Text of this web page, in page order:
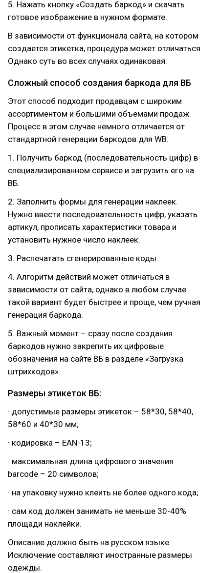
5. Нажать кнопку «Создать баркод» и скачать
готовое изображение в нужном формате.
В зависимости от функционала сайта, на котором
создается этикетка, процедура может отличаться.
Однако суть во всех случаях одинаковая.
Сложный способ создания баркода для ВБ
Этот способ подходит продавцам с широким
ассортиментом и большими объемами продаж.
Процесс в этом случае немного отличается от
стандартной генерации баркодов для WВ:
1. Получить баркод (последовательность цифр) в
специализированном сервисе и загрузить его на
ВБ.
2. Заполнить формы для генерации наклеек.
Нужно ввести последовательность цифр, указать
артикул, прописать характеристики товара и
установить нужное число наклеек.
3. Распечатать сгенерированные коды.
4. Алгоритм действий может отличаться в
зависимости от сайта, однако в любом случае
такой вариант будет быстрее и проще, чем ручная
генерация баркода.
5. Важный момент – сразу после создания
баркодов нужно закрепить их цифровые
обозначения на сайте ВБ в разделе «Загрузка
штрихкодов».
Размеры этикеток ВБ:
· допустимые размеры этикеток – 58*30, 58*40,
58*60 и 40*30 мм;
· кодировка – EAN-13;
· максимальная длина цифрового значения
barcode – 20 символов;
· на упаковку нужно клеить не более одного кода;
· сам код должен занимать не меньше 30-40%
площади наклейки.
Описание должно быть на русском языке.
Исключение составляют иностранные размеры
одежды.